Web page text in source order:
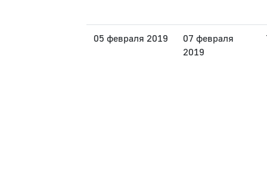
05 февраля 2019
07 февраля
2019